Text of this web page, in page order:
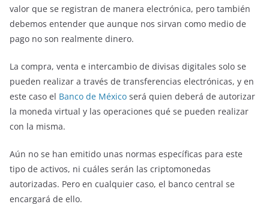
valor que se registran de manera electrónica, pero también
debemos entender que aunque nos sirvan como medio de
pago no son realmente dinero.
La compra, venta e intercambio de divisas digitales solo se
pueden realizar a través de transferencias electrónicas, y en
este caso el Banco de México será quien deberá de autorizar
la moneda virtual y las operaciones qué se pueden realizar
con la misma.
Aún no se han emitido unas normas específicas para este
tipo de activos, ni cuáles serán las criptomonedas
autorizadas. Pero en cualquier caso, el banco central se
encargará de ello.